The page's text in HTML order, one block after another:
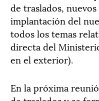
de traslados,
implantación del
todos los temas
directa del
en el exterior).
En la próxima